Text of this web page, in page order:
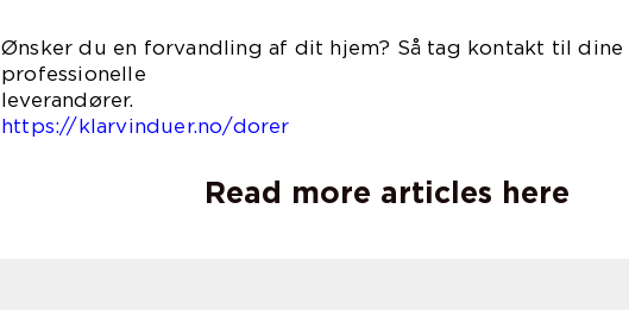
Ønsker du en forvandling af dit hjem? Så tag kontakt til dine
professionelle
leverandører.
https://klarvinduer.no/dorer
Read more articles here